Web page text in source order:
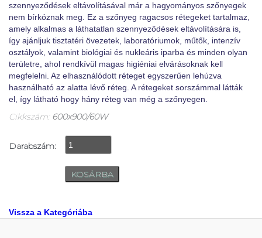
szennyeződések eltávolításával már a hagyományos szőnyegek
nem bírkóznak meg. Ez a szőnyeg ragacsos rétegeket tartalmaz,
amely alkalmas a láthatatlan szennyeződések eltávolítására is,
így ajánljuk tisztatéri övezetek, laboratóriumok, műtők, intenzív
osztályok, valamint biológiai és nukleáris iparba és minden olyan
területre, ahol rendkívül magas higiéniai elvárásoknak kell
megfelelni. Az elhasználódott réteget egyszerűen lehúzva
használható az alatta lévő réteg. A rétegeket sorszámmal látták
el, így látható hogy hány réteg van még a szőnyegen.
Cikkszám: 600x900/60W
Darabszám:
Vissza a Kategóriába